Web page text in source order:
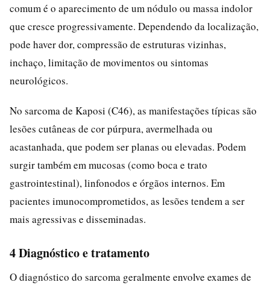
comum é o aparecimento de um nódulo ou massa indolor
que cresce progressivamente. Dependendo da localização,
pode haver dor, compressão de estruturas vizinhas,
inchaço, limitação de movimentos ou sintomas
neurológicos.
No sarcoma de Kaposi (C46), as manifestações típicas são
lesões cutâneas de cor púrpura, avermelhada ou
acastanhada, que podem ser planas ou elevadas. Podem
surgir também em mucosas (como boca e trato
gastrointestinal), linfonodos e órgãos internos. Em
pacientes imunocomprometidos, as lesões tendem a ser
mais agressivas e disseminadas.
4 Diagnóstico e tratamento
O diagnóstico do sarcoma geralmente envolve exames de